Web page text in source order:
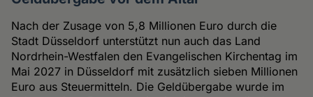
Nach der Zusage von 5,8 Millionen Euro durch die
Stadt Düsseldorf unterstützt nun auch das Land
Nordrhein-Westfalen den Evangelischen Kirchentag im
Mai 2027 in Düsseldorf mit zusätzlich sieben Millionen
Euro aus Steuermitteln. Die Geldübergabe wurde im